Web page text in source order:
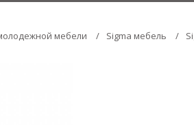
мебели Sigma мебель